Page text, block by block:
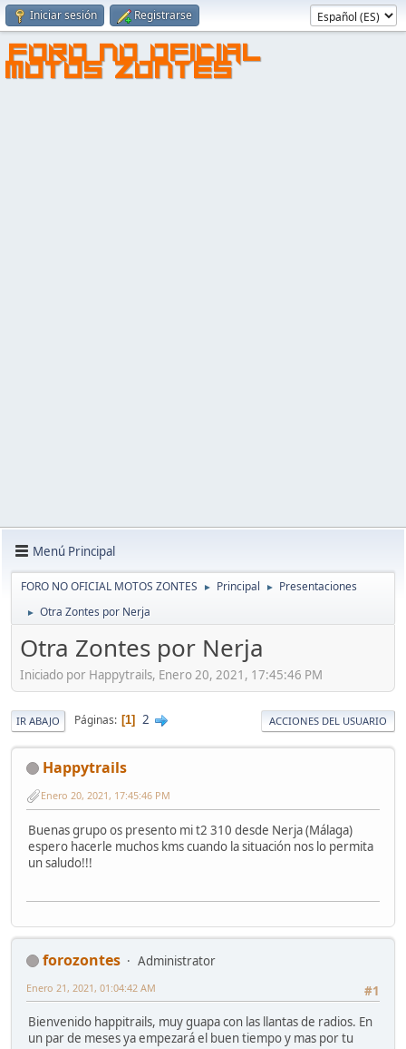
Iniciar sesión Registrarse
FORO NO OFICIAL
MOTOS ZONTES
Menú Principal
FORO NO OFICIAL MOTOS ZONTES ► Principal ► Presentaciones
► Otra Zontes por Nerja
Otra Zontes por Nerja
Iniciado por Happytrails, Enero 20, 2021, 17:45:46 PM
IR ABAJO Páginas 1 2 ACCIONES DEL USUARIO
Happytrails
Enero 20, 2021, 17:45:46 PM
Buenas grupo os presento mi t2 310 desde Nerja (Málaga)
espero hacerle muchos kms cuando la situación nos lo permita
un saludo!!!
forozontes
Administrator
#1
Enero 21, 2021, 01:04:42 AM
Bienvenido happitrails, muy guapa con las llantas de radios. En
un par de meses ya empezará el buen tiempo y mas por tu